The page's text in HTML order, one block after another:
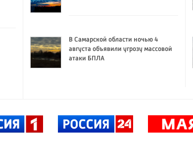
В Самарской области ночью 4
августа объявили угрозу массовой
атаки БПЛА